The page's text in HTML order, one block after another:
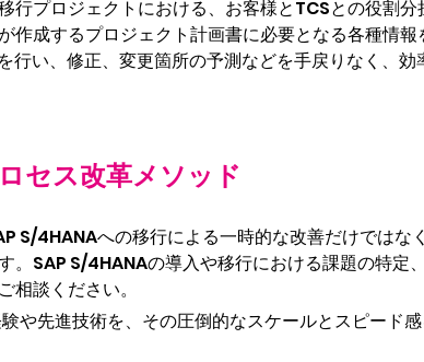
行プロジェクトにおける、お客様とTCSとの役割
作成するプロジェクト計画書に必要となる各種情
い、修正、変更箇所の予測などを手戻りなく、効
セス改革メソッド
S/4HANAへの移行による一時的な改善だけでは
。SAP S/4HANAの導入や移行における課題の特定
談ください。
や先進技術を、その圧倒的なスケールとスピード